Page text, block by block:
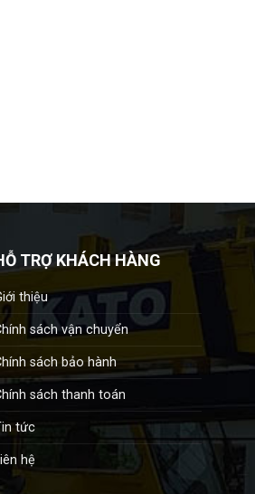
TRỢ KHÁCH HÀNG
thiệu
sách vận chuyển
sách bảo hành
sách thanh toán
tức
hệ